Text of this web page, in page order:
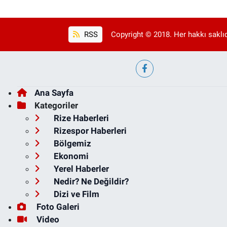
RSS Copyright © 2018. Her hakkı
Ana Sayfa
Kategoriler
Rize Haberleri
Rizespor Haberleri
Bölgemiz
Ekonomi
Yerel Haberler
Nedir? Ne Değildir?
Dizi ve Film
Foto Galeri
Video